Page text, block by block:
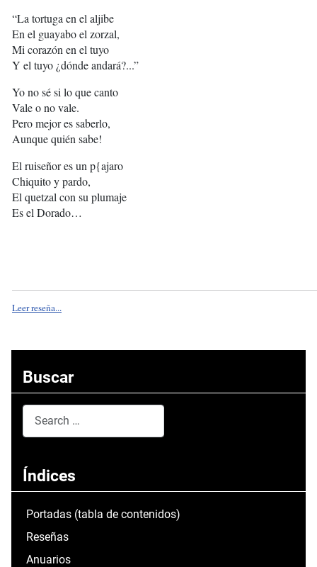
“La tortuga en el aljibe
En el guayabo el zorzal,
Mi corazón en el tuyo
Y el tuyo ¿dónde andará?...”
Yo no sé si lo que canto
Vale o no vale.
Pero mejor es saberlo,
Aunque quién sabe!
El ruiseñor es un p{ajaro
Chiquito y pardo,
El quetzal con su plumaje
Es el Dorado…
Leer reseña...
Buscar
Índices
Portadas (tabla de contenidos)
Reseñas
Anuarios